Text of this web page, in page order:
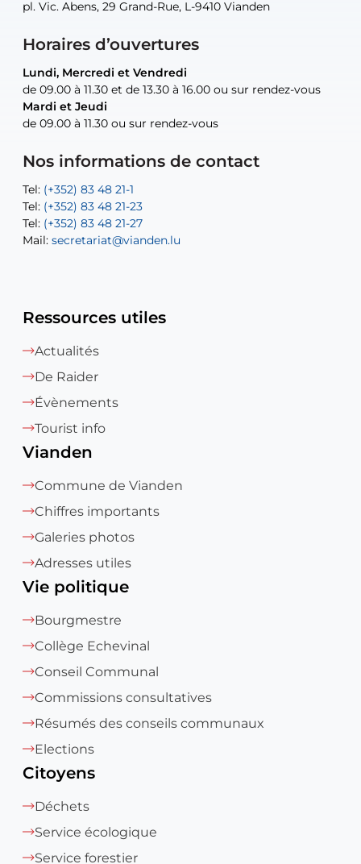
pl. Vic. Abens, 29 Grand-Rue, L-9410 Vianden
Horaires d’ouvertures
Lundi, Mercredi et Vendredi
de 09.00 à 11.30 et de 13.30 à 16.00 ou sur rendez-vous
Mardi et Jeudi
de 09.00 à 11.30 ou sur rendez-vous
Nos informations de contact
Tel: (+352) 83 48 21-1
Tel: (+352) 83 48 21-23
Tel: (+352) 83 48 21-27
Mail: secretariat@vianden.lu
pl. Vic. Abens, 29 Grand-Rue, L-9410 Vianden
Lundi, Mercredi et Vendredi
de 09.00 à 11.30 et de 13.30 à 16.00 ou sur rendez-vous
Mardi et Jeudi
de 09.00 à 11.30 ou sur rendez-vous
Tel: (+352) 83 48 21-20
Tel: (+352) 83 48 21-22
Mail:sofia.carvalho@vianden.lu
Mail: diane.storn@vianden.lu
pl. Vic. Abens, 29 Grand-Rue, L-9410 Vianden
uniquement sur rendez-vous
Mail:recette@vianden.lu
pl. Vic. Abens, 29 Grand-Rue, L-9410 Vianden
uniquement sur rendez-vous
Tel:(+352) 83 48 21-31
30, rue Neugarten, L-9422 Vianden
uniquement sur rendez-vous
Tel:Permanence (Fuite d’eau) : 83 48 21 61
Ressources utiles
Actualités
De Raider
Évènements
Tourist info
Vianden
Commune de Vianden
Chiffres importants
Galeries photos
Adresses utiles
Vie politique
Bourgmestre
Collège Echevinal
Conseil Communal
Commissions consultatives
Résumés des conseils communaux
Elections
Citoyens
Déchets
Service écologique
Service forestier